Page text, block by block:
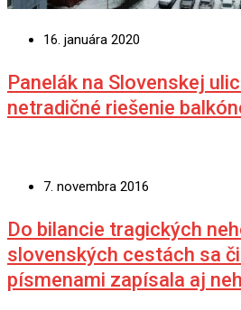
16. januára 2020
Panelák na Slovenskej
netradičné riešenie
7. novembra 2016
Do bilancie tragických
slovenských cestách sa
písmenami zapísala aj